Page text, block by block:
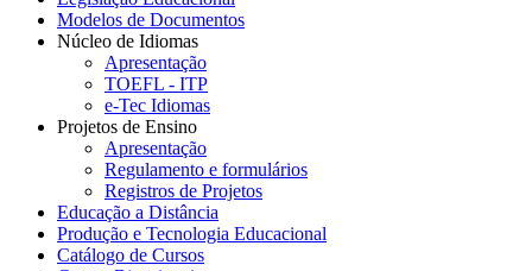
Modelos de Documentos
Núcleo de Idiomas
Apresentação
TOEFL - ITP
e-Tec Idiomas
Projetos de Ensino
Apresentação
Regulamento e formulários
Registros de Projetos
Educação a Distância
Produção e Tecnologia Educacional
Catálogo de Cursos